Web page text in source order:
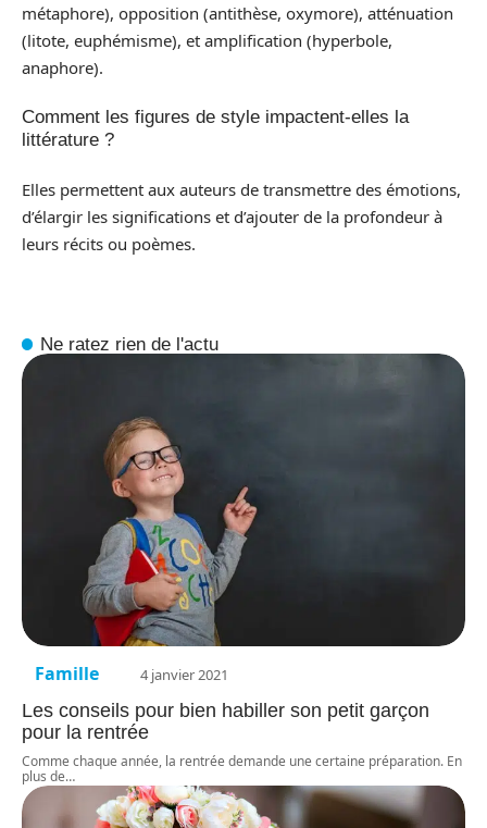
métaphore), opposition (antithèse, oxymore), atténuation
(litote, euphémisme), et amplification (hyperbole,
anaphore).
Comment les figures de style impactent-elles la
littérature ?
Elles permettent aux auteurs de transmettre des émotions,
d’élargir les significations et d’ajouter de la profondeur à
leurs récits ou poèmes.
Ne ratez rien de l'actu
Famille 4 janvier 2021
Les conseils pour bien habiller son petit garçon
pour la rentrée
Comme chaque année, la rentrée demande une certaine préparation. En
plus de…